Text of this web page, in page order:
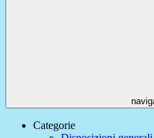
Categorie